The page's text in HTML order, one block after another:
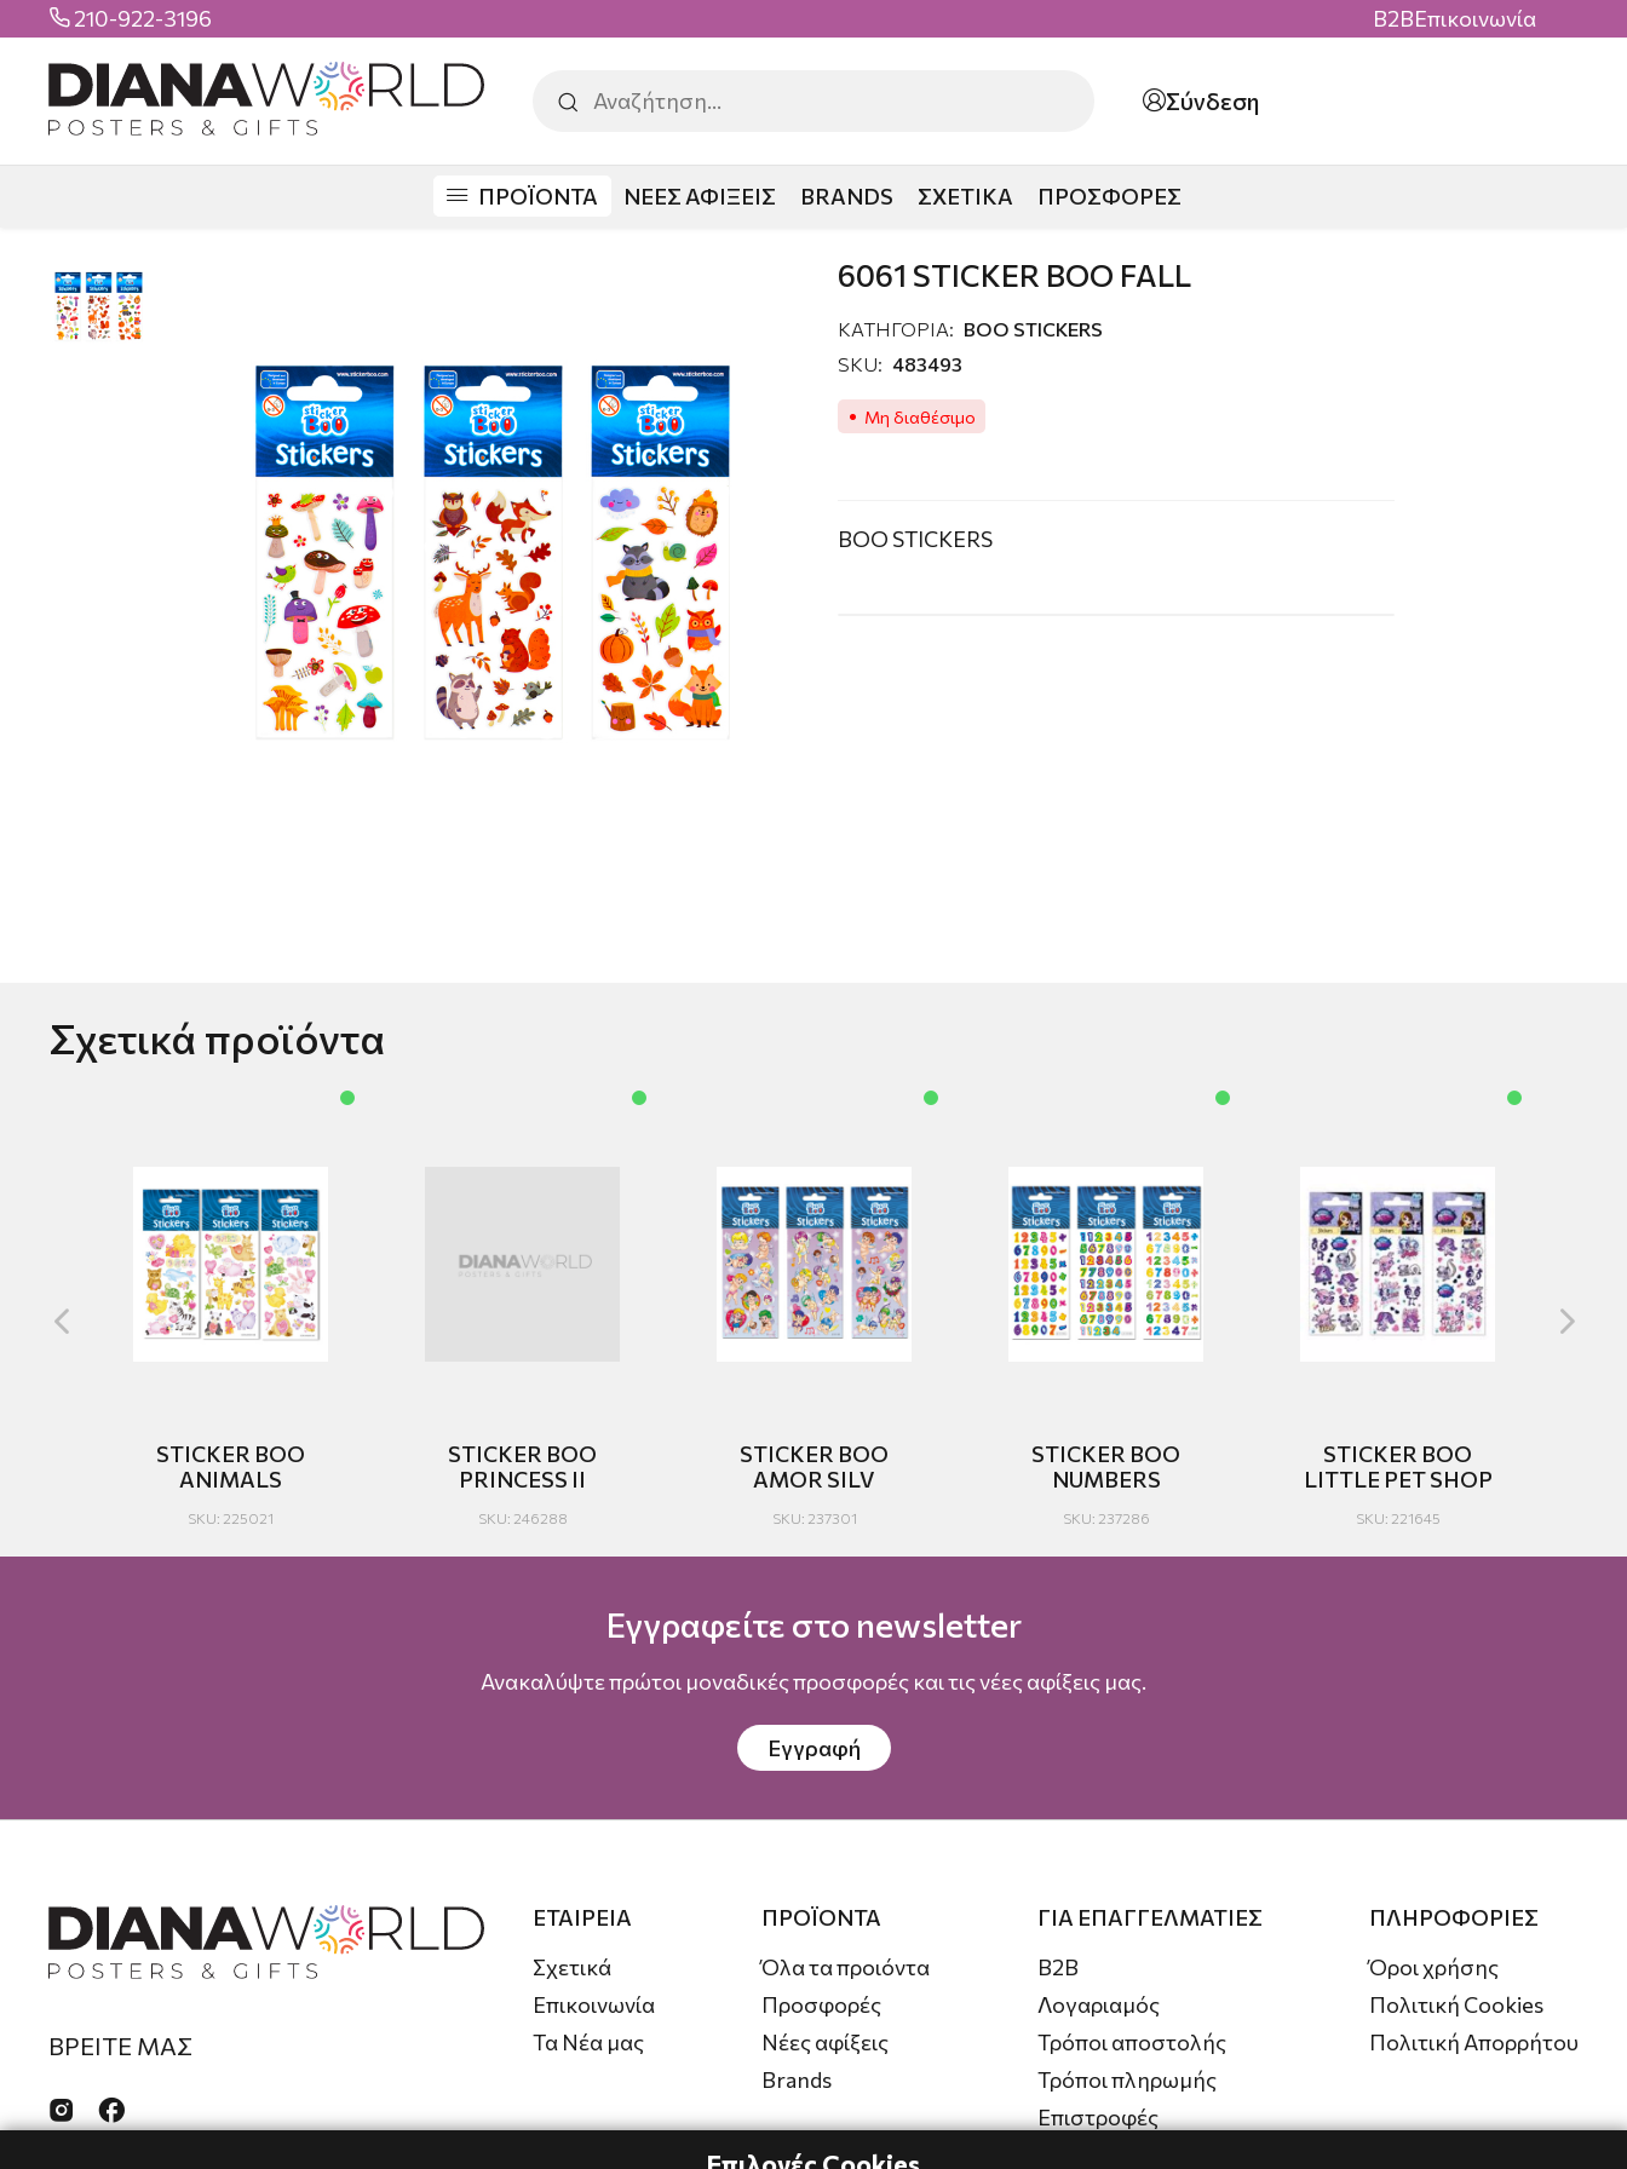
 210-922-3196 B2BΕπικοινωνία
Σύνδεση
ΠΡΟΪΟΝΤΑ ΝΕΕΣ ΑΦΙΞΕΙΣ BRANDS ΣΧΕΤΙΚΑ ΠΡΟΣΦΟΡΕΣ
6061 STICKER BOO FALL
ΚΑΤΗΓΟΡΙΑ: ΒΟΟ STICKERS
SKU: 483493
Μη διαθέσιμο
BOO STICKERS
Σχετικά προϊόντα
STICKER BOO
ANIMALS
SKU: 225021
STICKER BOO
PRINCESS II
SKU: 246288
STICKER BOO
AMOR SILV
SKU: 237301
STICKER BOO
NUMBERS
SKU: 237286
STICKER BOO
LITTLE PET SHOP
SKU: 221645
Εγγραφείτε στο newsletter
Ανακαλύψτε πρώτοι μοναδικές προσφορές και τις νέες αφίξεις μας.
Εγγραφή
ΒΡΕΙΤΕ ΜΑΣ
 
ΕΤΑΙΡΕΙΑ
Σχετικά
Επικοινωνία
Τα Νέα μας
ΠΡΟΪΟΝΤΑ
Όλα τα προιόντα
Προσφορές
Νέες αφίξεις
Brands
ΓΙΑ ΕΠΑΓΓΕΛΜΑΤΙΕΣ
B2B
Λογαριαμός
Τρόποι αποστολής
Τρόποι πληρωμής
Επιστροφές
ΠΛΗΡΟΦΟΡΙΕΣ
Όροι χρήσης
Πολιτική Cookies
Πολιτική Απορρήτου